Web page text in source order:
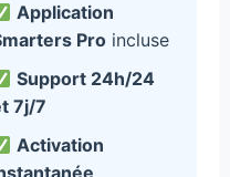
Application
Pro incluse
Support 24h/24
7j/7
Activation